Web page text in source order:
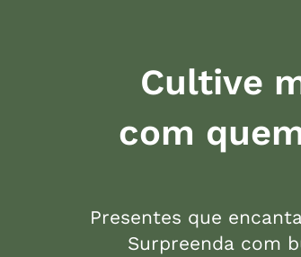
Cultive
com
Presentes que
Surpreenda com